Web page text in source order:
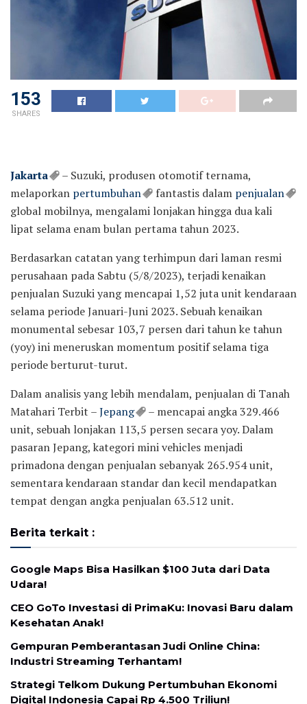
153
SHARES
Jakarta
– Suzuki, produsen otomotif ternama,
melaporkan pertumbuhan fantastis dalam penjualan
global mobilnya, mengalami lonjakan hingga dua kali
lipat selama enam bulan pertama tahun 2023.
Berdasarkan catatan yang terhimpun dari laman resmi
perusahaan pada Sabtu (5/8/2023), terjadi kenaikan
penjualan Suzuki yang mencapai 1,52 juta unit kendaraan
selama periode Januari-Juni 2023. Sebuah kenaikan
monumental sebesar 103,7 persen dari tahun ke tahun
(yoy) ini meneruskan momentum positif selama tiga
periode berturut-turut.
Dalam analisis yang lebih mendalam, penjualan di Tanah
Matahari Terbit –Jepang
– mencapai angka 329.466
unit, sebuah lonjakan 113,5 persen secara yoy. Dalam
pasaran Jepang, kategori mini vehicles menjadi
primadona dengan penjualan sebanyak 265.954 unit,
sementara kendaraan standar dan kecil mendapatkan
tempat dengan angka penjualan 63.512 unit.
Berita terkait :
Google Maps Bisa Hasilkan $100 Juta dari Data
Udara!
CEO GoTo Investasi di PrimaKu: Inovasi Baru dalam
Kesehatan Anak!
Gempuran Pemberantasan Judi Online China:
Industri Streaming Terhantam!
Strategi Telkom Dukung Pertumbuhan Ekonomi
Digital Indonesia Capai Rp 4.500 Triliun!